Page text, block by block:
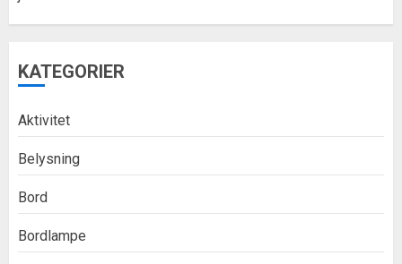
KATEGORIER
Aktivitet
Belysning
Bord
Bordlampe